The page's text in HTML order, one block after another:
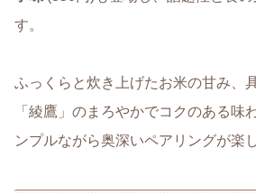
す。
ふっくらと炊き上げたお米の甘み、
「綾鷹」のまろやかでコクのある味
ンプルながら奥深いペアリングが楽